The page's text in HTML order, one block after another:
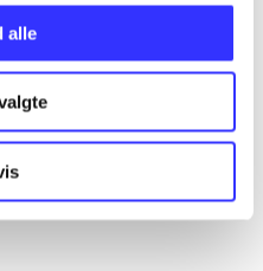
alle
på udgivelser